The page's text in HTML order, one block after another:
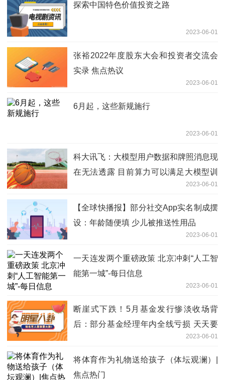
探索中国特色价值投资之路
2023-06-01
张裕2022年度股东大会和投资者交流会
实录 焦点热议
2023-06-01
6月起，这些新规施行
2023-06-01
科大讯飞：大模型用户数据和牌照消息现
在无法透露 目前算力可以满足大模型训
2023-06-01
【全球快播报】部分社交App实名制成摆
设：年龄随便填 少儿被推送性用品
2023-06-01
一天连发两个重磅政策 北京冲刺“人工智
能第一城”-每日信息
2023-06-01
断崖式下跌！5月基金发行惨淡收场背
后：部分基金经理年内全线亏损 天天要
2023-06-01
将体育作为礼物送给孩子（体坛观澜）|
焦点热门